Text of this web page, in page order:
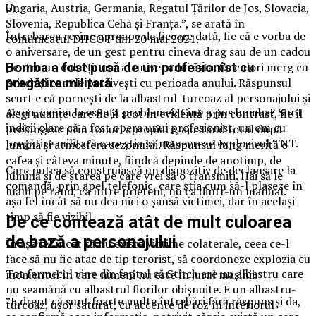
Ungaria, Austria, Germania, Regatul Țărilor de Jos, Slovacia,
Slovenia, Republica Cehă și Franța.”, se arată în
comunicatul DIICOT din 20 mai 2021.
Bomba a fost pusă de un profesionist cu
pregătire militară
Acum, venim la esența problemei: Cine a pus bomba? Sunt
indicii clare că a fost opera unui profesionist, un om cu
pregătire militară care știa să manevreze explozivul TNT.
Care putea să construiască un dispozitiv de declanșare la
comandă, prin apel telefonic, care știa cum să-l plaseze în
așa fel încât să nu dea nici o șansă victimei, dar în același
timp să fie vizibil.
În așa fel încât să nu existe victime colaterale, ceea ce-l
face să nu fie atac de tip terorist, să coordoneze explozia cu
momentul în care nimeni nu este în jurul mașinii.
”E drept că sunt foarte multe întrebări fără răspuns şi da,
el.
Întrebarea revine aproape de fiecare dată, fie că e vorba de
o aniversare, de un gest pentru cineva drag sau de un cadou
pentru un colecționar al universului ăsta. Ce culori merg cu
Stitch și cum le potrivești cu perioada anului. Răspunsul
scurt e că pornești de la albastrul-turcoaz al personajului și
alegi nuanțe care fie îl scot în evidență prin contrast, fie îl
prelungesc prin tonuri apropiate, ajustând totul după
lumina și atmosfera sezonului. Răspunsul lung merită o
cafea și câteva minute, fiindcă depinde de anotimp, de
lumină și de starea pe care vrei să o transmiți. Hai să le
luăm pe rând, ca între prieteni, nu ca dintr-un manual.
De ce contează atât de mult culoarea
de bază a personajului
Tot farmecul vine din faptul că Stitch are un albastru care
nu seamănă cu albastrul florilor obișnuite. E un albastru-
turcoaz, ușor saturat, cu accente de roz în interiorul